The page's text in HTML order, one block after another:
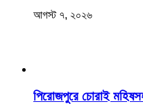
আগস্ট ৭, ২০২৬
পিরোজপুরে চোরাই